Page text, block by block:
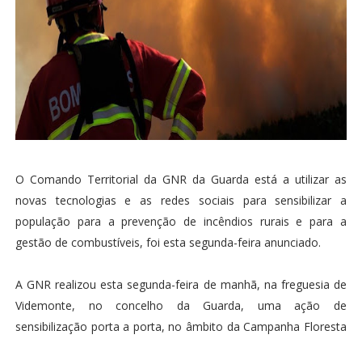
O Comando Territorial da GNR da Guarda está a utilizar as
novas tecnologias e as redes sociais para sensibilizar a
população para a prevenção de incêndios rurais e para a
gestão de combustíveis, foi esta segunda-feira anunciado.
A GNR realizou esta segunda-feira de manhã, na freguesia de
Videmonte, no concelho da Guarda, uma ação de
sensibilização porta a porta, no âmbito da Campanha Floresta